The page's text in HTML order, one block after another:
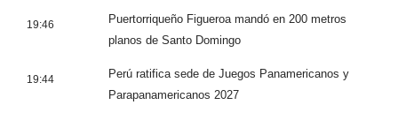
19:46
Puertorriqueño Figueroa mandó en 200 metros
planos de Santo Domingo
19:44
Perú ratifica sede de Juegos Panamericanos y
Parapanamericanos 2027